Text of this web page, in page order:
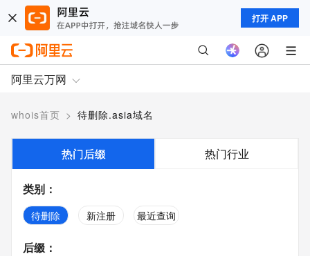
打开 APP
阿里云万网
whois首页 > 待删除.asia域名
热门后缀 热门行业
类别 ：
待删除 新注册 最近查询
后缀 ：